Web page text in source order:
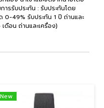
รรับประกัน : รับประกันโดย
49% รับประกัน 1 ปี ถ่านและ
ดือน ถ่านและเครื่อง)
New